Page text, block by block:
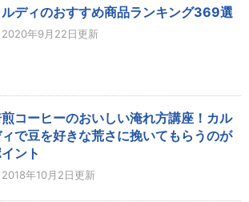
ディのおすすめ商品ランキング369選
2020年9月22日更新
コーヒーのおいしい淹れ方講座！カル
で豆を好きな荒さに挽いてもらうのが
ント
2018年10月2日更新